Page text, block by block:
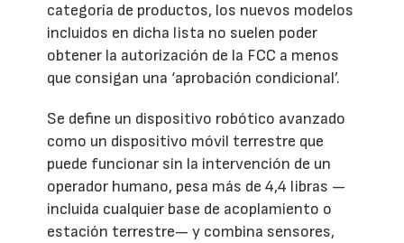
categoría de productos, los nuevos modelos
incluidos en dicha lista no suelen poder
obtener la autorización de la FCC a menos
que consigan una ‘aprobación condicional’.
Se define un dispositivo robótico avanzado
como un dispositivo móvil terrestre que
puede funcionar sin la intervención de un
operador humano, pesa más de 4,4 libras —
incluida cualquier base de acoplamiento o
estación terrestre— y combina sensores,